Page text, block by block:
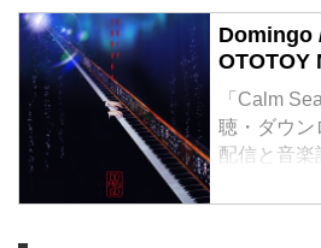
Domingo
OTOTOY
「Calm
聴・ダウン
配信と音楽
1980年よ
ンジニアと